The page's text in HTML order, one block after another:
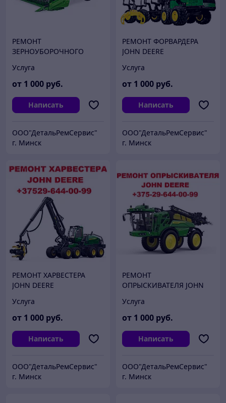
РЕМОНТ
ЗЕРНОУБОРОЧНОГО
Услуга
от 1 000 руб.
Написать
ООО"ДетальРемСервис"
г. Минск
РЕМОНТ ФОРВАРДЕРА
JOHN DEERE
Услуга
от 1 000 руб.
Написать
ООО"ДетальРемСервис"
г. Минск
РЕМОНТ ХАРВЕСТЕРА
JOHN DEERE
Услуга
от 1 000 руб.
Написать
ООО"ДетальРемСервис"
г. Минск
РЕМОНТ
ОПРЫСКИВАТЕЛЯ JOHN
Услуга
от 1 000 руб.
Написать
ООО"ДетальРемСервис"
г. Минск